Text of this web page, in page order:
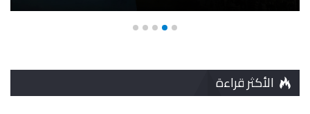
الأكثر قراءة